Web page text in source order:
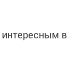
в